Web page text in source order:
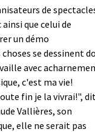
de
que celui de
un démo
se dessinent
avec
c'est ma vie!
fin je la vivrai!",
Vallières, son
elle ne serait pas